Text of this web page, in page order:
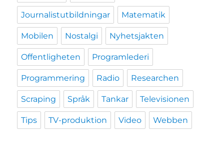
Journalistutbildningar Matematik
Mobilen Nostalgi Nyhetsjakten
Offentligheten Programlederi
Programmering Radio Researchen
Scraping Språk Tankar Televisionen
Tips TV-produktion Video Webben